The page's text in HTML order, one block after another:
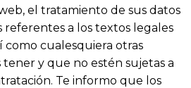
el tratamiento de sus datos
referentes a los textos legales
como cualesquiera otras
y que no estén sujetas a
Te informo que los